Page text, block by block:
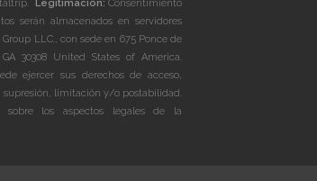
Legitimación: Consentimiento
serán almacenados en servidores
LLC., con sede en 675 Ponce de
30308 United States of America.
ejercer sus derechos de acceso,
limitación y/o postabilidad.
sobre los aspectos legales de la